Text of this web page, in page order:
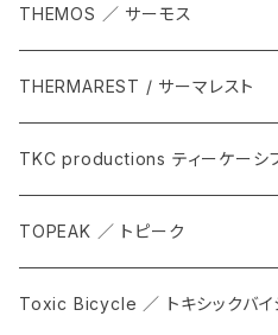
THEMOS ／ サーモス
THERMAREST / サーマレスト
TKC productions ティーケーシ
TOPEAK ／ トピーク
Toxic Bicycle ／ トキシックバイ